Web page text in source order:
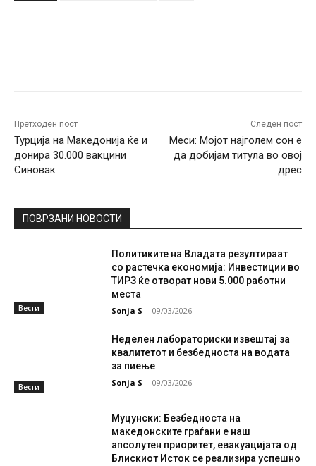
Претходен пост
Турција на Македонија ќе и
донира 30.000 вакцини
Синовак
Следен пост
Meси: Мојот најголем сон е
да добијам титула во овој
дрес
ПОВРЗАНИ НОВОСТИ
Вести
Политиките на Владата резултираат
со растечка економија: Инвестиции во
ТИРЗ ќе отворат нови 5.000 работни
места
Sonja S - 09/03/2026
Вести
Неделен лабораториски извештај за
квалитетот и безбедноста на водата
за пиење
Sonja S - 09/03/2026
Муцунски: Безбедноста на
македонските граѓани е наш
апсолутен приоритет, евакуацијата од
Блискиот Исток се реализира успешно